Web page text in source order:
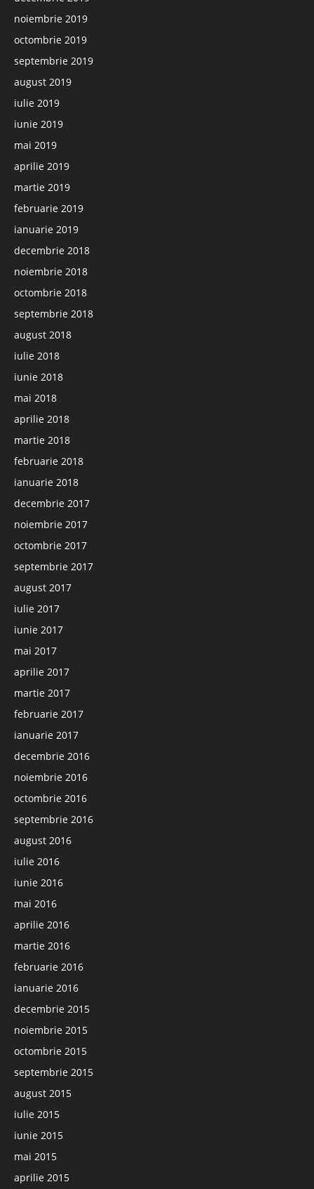
noiembrie 2019
octombrie 2019
septembrie 2019
august 2019
iulie 2019
iunie 2019
mai 2019
aprilie 2019
martie 2019
februarie 2019
ianuarie 2019
decembrie 2018
noiembrie 2018
octombrie 2018
septembrie 2018
august 2018
iulie 2018
iunie 2018
mai 2018
aprilie 2018
martie 2018
februarie 2018
ianuarie 2018
decembrie 2017
noiembrie 2017
octombrie 2017
septembrie 2017
august 2017
iulie 2017
iunie 2017
mai 2017
aprilie 2017
martie 2017
februarie 2017
ianuarie 2017
decembrie 2016
noiembrie 2016
octombrie 2016
septembrie 2016
august 2016
iulie 2016
iunie 2016
mai 2016
aprilie 2016
martie 2016
februarie 2016
ianuarie 2016
decembrie 2015
noiembrie 2015
octombrie 2015
septembrie 2015
august 2015
iulie 2015
iunie 2015
mai 2015
aprilie 2015